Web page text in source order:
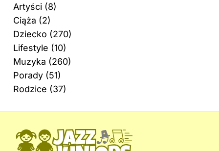
Artyści (8)
Ciąża (2)
Dziecko (270)
Lifestyle (10)
Muzyka (260)
Porady (51)
Rodzice (37)